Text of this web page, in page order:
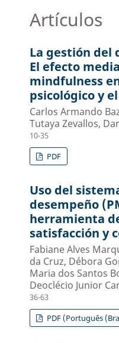
Artículos
La gestión del
El efecto
mindfulness
psicológico y
Carlos Armando
Tutaya Zevallos,
10-35
PDF
Uso del
desempeño
herramienta
satisfacción y
Fabiane Alves
da Cruz, Débora
Maria dos Santos
Deoclécio Junior
36-63
PDF (Português